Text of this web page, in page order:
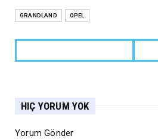
GRANDLAND OPEL
HIÇ YORUM YOK
Yorum Gönder